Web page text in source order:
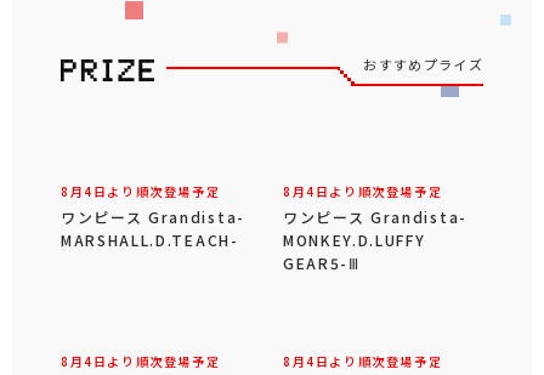
おすすめプライズ
8月4日より順次登場予定
ワンピース Grandista-
MARSHALL.D.TEACH-
8月4日より順次登場予定
ワンピース Grandista-
MONKEY.D.LUFFY
GEAR5-Ⅲ
8月4日より順次登場予定 8月4日より順次登場予定